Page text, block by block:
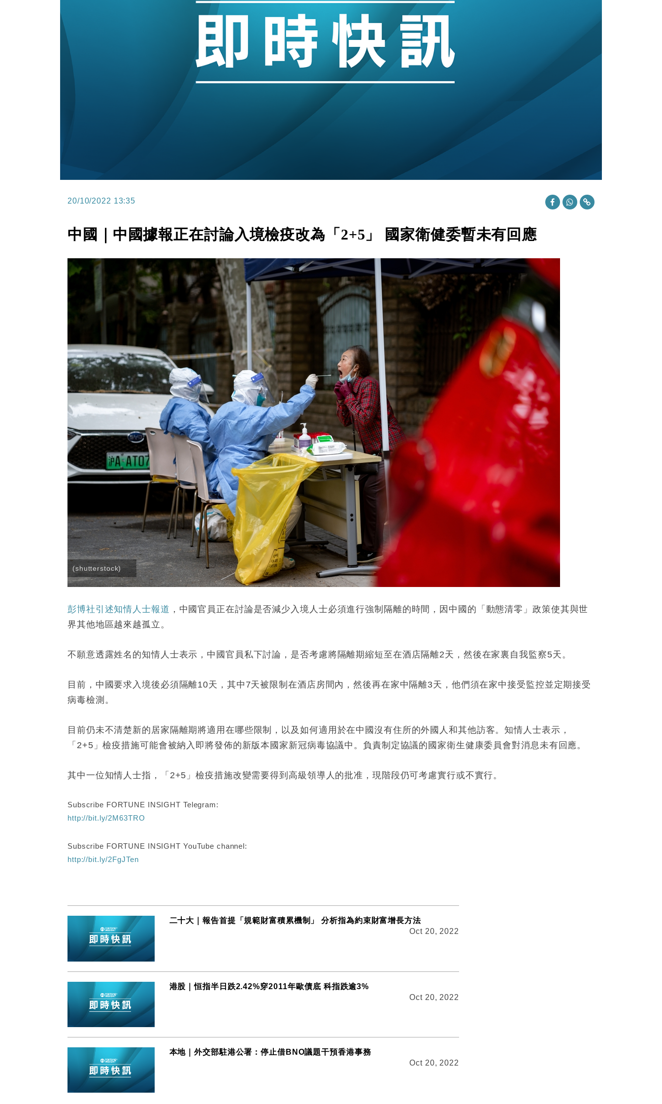
財經｜黑石傳再籌逾360億美元 支援Anthropic租用Google晶片
財經｜美商務部擬擴大金屬關稅範圍 14類產品或加徵25%
18:15 本地｜新世界K11 9月升級會員制度 增鉑金卡級別鎖定高消費客群
17:40 財經｜本港6月零售額連升14個月 珠寶鐘錶銷售升勢最強
16:33 財經｜滙控重啟最多10億美元回購 派息比率目標維持50%
20/10/2022 13:35
中國｜中國據報正在討論入境檢疫改為「2+5」 國家衛健委暫未有回應
(shutterstock)
彭博社引述知情人士報道 ，中國官員正在討論是否減少入境人士必須進行強制隔離的時間，因中國的「動態清零」政策使其與世
界其他地區越來越孤立。
不願意透露姓名的知情人士表示，中國官員私下討論，是否考慮將隔離期縮短至在酒店隔離2天，然後在家裏自我監察5天。
目前，中國要求入境後必須隔離10天，其中7天被限制在酒店房間內，然後再在家中隔離3天，他們須在家中接受監控並定期接受
病毒檢測。
目前仍未不清楚新的居家隔離期將適用在哪些限制，以及如何適用於在中國沒有住所的外國人和其他訪客。知情人士表示，
「2+5」檢疫措施可能會被納入即將發佈的新版本國家新冠病毒協議中。負責制定協議的國家衛生健康委員會對消息未有回應。
其中一位知情人士指，「2+5」檢疫措施改變需要得到高級領導人的批准，現階段仍可考慮實行或不實行。
Subscribe FORTUNE INSIGHT Telegram:
http://bit.ly/2M63TRO
Subscribe FORTUNE INSIGHT YouTube channel:
http://bit.ly/2FgJTen
二十大｜報告首提「規範財富積累機制」 分析指為約束財富增長方法
Oct 20, 2022
港股｜恒指半日跌2.42%穿2011年歐債底 科指跌逾3%
Oct 20, 2022
本地｜外交部駐港公署：停止借BNO議題干預香港事務
Oct 20, 2022